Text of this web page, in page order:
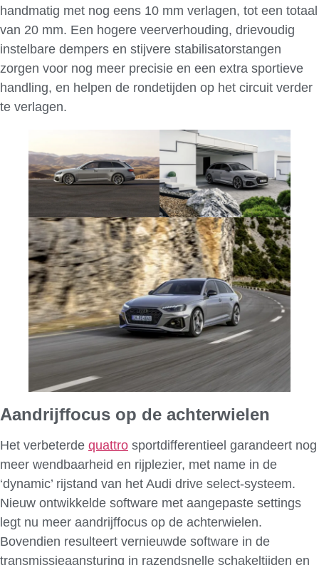
handmatig met nog eens 10 mm verlagen, tot een totaal
van 20 mm. Een hogere veerverhouding, drievoudig
instelbare dempers en stijvere stabilisatorstangen
zorgen voor nog meer precisie en een extra sportieve
handling, en helpen de rondetijden op het circuit verder
te verlagen.
Aandrijffocus op de achterwielen
Het verbeterde quattro sportdifferentieel garandeert nog
meer wendbaarheid en rijplezier, met name in de
‘dynamic’ rijstand van het Audi drive select-systeem.
Nieuw ontwikkelde software met aangepaste settings
legt nu meer aandrijffocus op de achterwielen.
Bovendien resulteert vernieuwde software in de
transmissieaansturing in razendsnelle schakeltijden en